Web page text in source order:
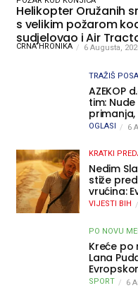
Helikopter Oružanih
s velikim požarom
sudjelovao i Air
CRNA HRONIKA 6 Augusta,
TRAŽIŠ
AZEKOP
tim:
primanja,
slobodni,
OGLASI 6
KRATKI
Nedim
stiže
vrućina:
VIJESTI BIH
PO NOVU
Kreće po
Lana
Parizu
SPORT 6